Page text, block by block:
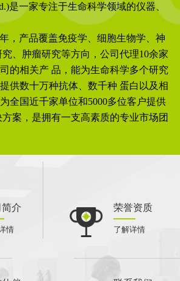
是一家专注于生命科学领域的仪器、
，产品覆盖免疫学、细胞生物学、神
、肿瘤研究等方向，公司代理10余家
的相关产 品，能为生命科学多个研究
供数十万种抗体、数千种 蛋白以及相
全国近千家单位和5000多位客户提供
案，是拥有一支高素质的专业市场团
介
情
荣誉资质
了解详情